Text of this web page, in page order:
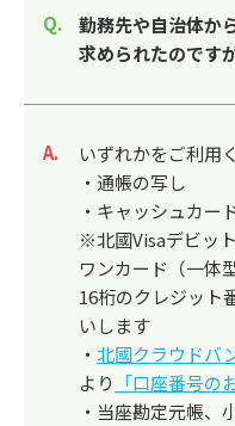
勤務先や自治体か
求められたのです
回答
いずれかをご利用
・通帳の写し
・キャッシュカー
※北國Visaデビッ
ワンカード（一体
16桁のクレジット
いします
・ 北國クラウドバ
より 「口座番号の
・当座勘定元帳、